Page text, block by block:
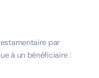
par
à un bénéficiaire :